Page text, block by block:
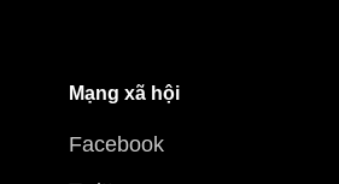
Mạng xã hội
Facebook